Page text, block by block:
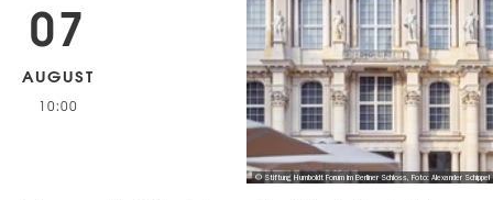
07
AUGUST
10:00
© Stiftung Humboldt Forum im Berliner Schloss, Foto: Alexander Schippel